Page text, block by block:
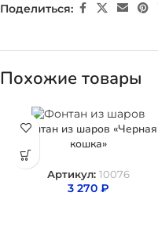
Поделиться:
Похожие товары
Фонтан из шаров «Черная
кошка»
Артикул: 10076
3 270 ₽